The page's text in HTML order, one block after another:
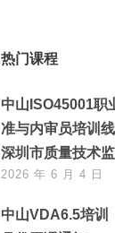
热门课程
中山ISO45001职
准与内审员培训
深圳市质量技术
2026 年 6 月 4 日
中山VDA6.5培训